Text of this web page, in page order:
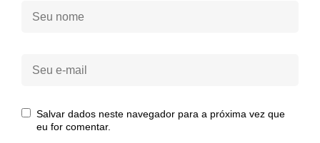
Seu
nome:
Seu
Salvar dados neste navegador para a próxima vez que
eu for comentar.